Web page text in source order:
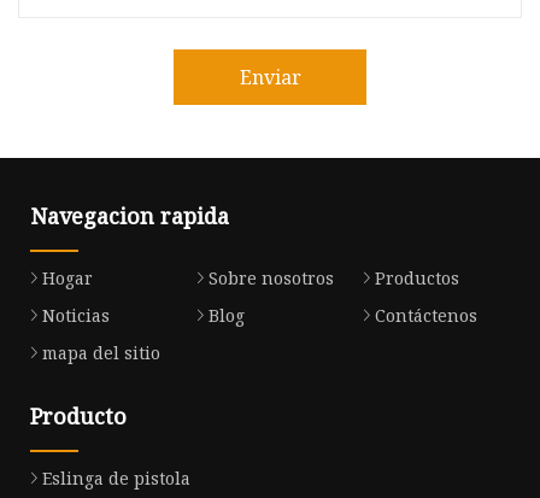
Enviar
Navegacion rapida
Hogar Sobre nosotros
Productos
Noticias
Blog
Contáctenos
mapa del sitio
Producto
Eslinga de pistola